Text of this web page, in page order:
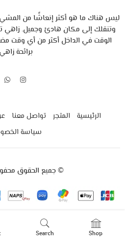
Shop
Search
ليس هناك ما هو أكثر إنعاشًا من
وتنقلك إلى مكان هادئ وجميل. زاهي
الوقت في الداخل أكثر من أي وقت
برائحة
الرئيسية المتجر تواصل معنا
سياسة
© جميع الحقوق
العربية